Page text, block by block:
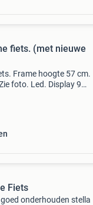
fiets. (met nieuwe
Frame hoogte 57 cm.
foto. Led. Display 9
Fiets
onderhouden stella